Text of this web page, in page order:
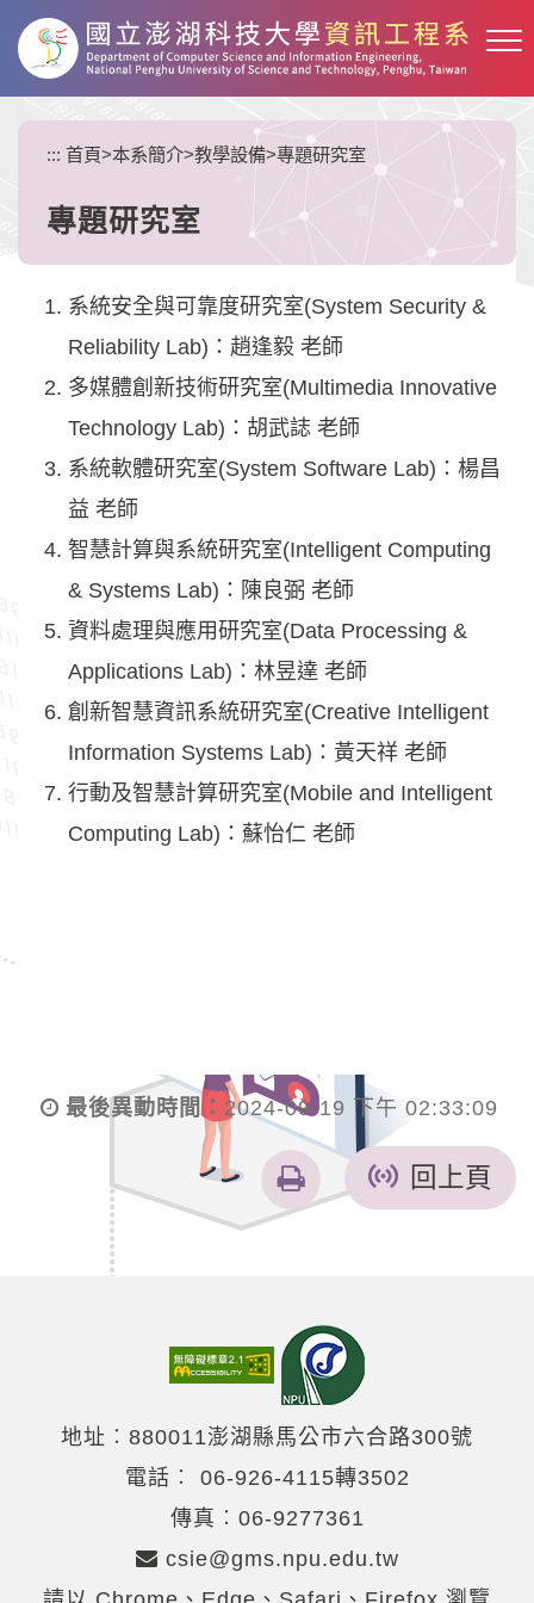
要
::: 首頁>本系簡介>教學設備>專題研究室
專題研究室
系統安全與可靠度研究室(System Security &
Reliability Lab)：趙逢毅 老師
多媒體創新技術研究室(Multimedia Innovative
Technology Lab)：胡武誌 老師
系統軟體研究室(System Software Lab)：楊昌
益 老師
智慧計算與系統研究室(Intelligent Computing
& Systems Lab)：陳良弼 老師
資料處理與應用研究室(Data Processing &
Applications Lab)：林昱達 老師
創新智慧資訊系統研究室(Creative Intelligent
Information Systems Lab)：黃天祥 老師
行動及智慧計算研究室(Mobile and Intelligent
Computing Lab)：蘇怡仁 老師
最後異動時間： 2024-09-19 下午 02:33:09
友
善
回上頁
地址︰880011澎湖縣馬公市六合路300號
電話︰ 06-926-4115轉3502
傳真︰06-9277361
csie@gms.npu.edu.tw